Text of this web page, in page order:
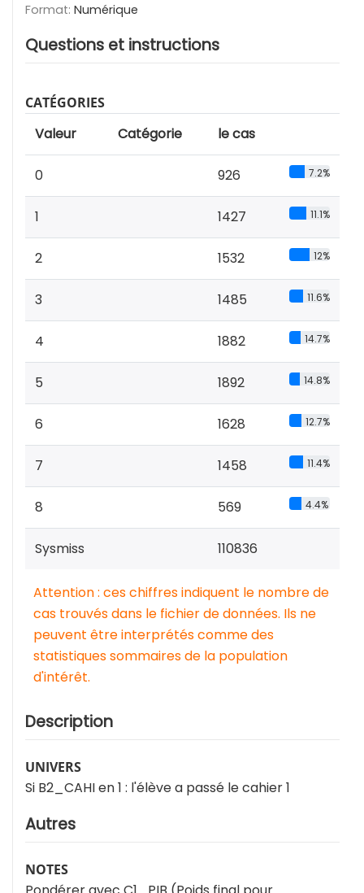
Format: Numérique
Questions et instructions
CATÉGORIES
Valeur Catégorie le cas
0 926 7.2%
1 1427 11.1%
2 1532 12%
3 1485 11.6%
4 1882 14.7%
5 1892 14.8%
6 1628 12.7%
7 1458 11.4%
8 569 4.4%
Sysmiss 110836
Attention : ces chiffres indiquent le nombre de
cas trouvés dans le fichier de données. Ils ne
peuvent être interprétés comme des
statistiques sommaires de la population
d'intérêt.
Description
UNIVERS
Si B2_CAHI en 1 : l'élève a passé le cahier 1
Autres
NOTES